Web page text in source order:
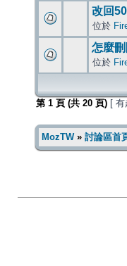
改回
位於
怎麼
位於
第 1 頁 (共 20 頁) [
MozTW» 討論區首